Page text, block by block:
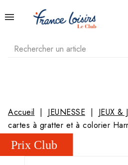
Accueil JEUNESSE JEUX &
cartes à gratter et à colorier